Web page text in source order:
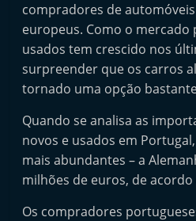
compradores de
europeus. Como o
usados tem crescido nos
surpreender que os carros
tornado uma opção
Quando se analisa as
novos e usados em
mais abundantes – a
milhões de euros, de acordo
Os compradores